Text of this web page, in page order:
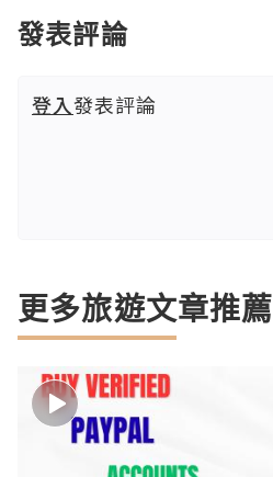
發表評論
登入發表評論
更多旅遊文章推薦